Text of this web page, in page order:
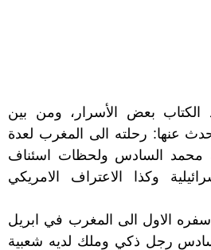
بعض الأسرار، ومن بين
عنها: رحلته الى المغرب لعدة
محمد السادس ولحظات اسئناف
وكذا الاعتراف الامريكي
الاول الى المغرب في ابريل
السادس رجل ذكي وملك لديه شعبية